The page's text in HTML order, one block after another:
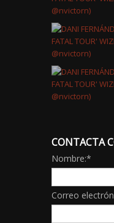
CONTACTA
Nombre:*
Correo